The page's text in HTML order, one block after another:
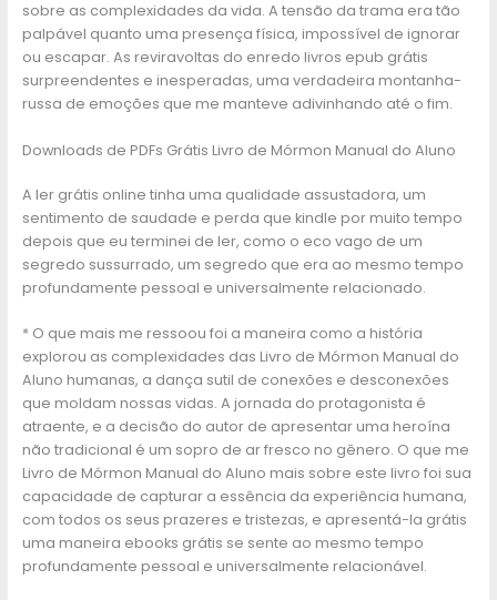
sobre as complexidades da vida. A tensão da trama era tão
palpável quanto uma presença física, impossível de ignorar
ou escapar. As reviravoltas do enredo livros epub grátis
surpreendentes e inesperadas, uma verdadeira montanha-
russa de emoções que me manteve adivinhando até o fim.
Downloads de PDFs Grátis Livro de Mórmon Manual do Aluno
A ler grátis online tinha uma qualidade assustadora, um
sentimento de saudade e perda que kindle por muito tempo
depois que eu terminei de ler, como o eco vago de um
segredo sussurrado, um segredo que era ao mesmo tempo
profundamente pessoal e universalmente relacionado.
* O que mais me ressoou foi a maneira como a história
explorou as complexidades das Livro de Mórmon Manual do
Aluno humanas, a dança sutil de conexões e desconexões
que moldam nossas vidas. A jornada do protagonista é
atraente, e a decisão do autor de apresentar uma heroína
não tradicional é um sopro de ar fresco no gênero. O que me
Livro de Mórmon Manual do Aluno mais sobre este livro foi sua
capacidade de capturar a essência da experiência humana,
com todos os seus prazeres e tristezas, e apresentá-la grátis
uma maneira ebooks grátis se sente ao mesmo tempo
profundamente pessoal e universalmente relacionável.